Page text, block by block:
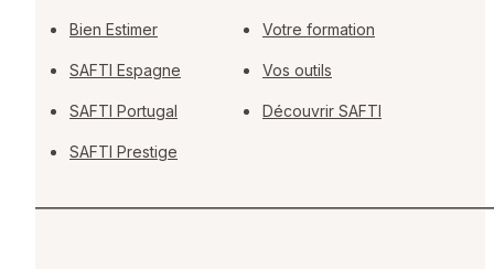
Bien Estimer
SAFTI Espagne
SAFTI Portugal
SAFTI Prestige
Votre formation
Vos outils
Découvrir SAFTI